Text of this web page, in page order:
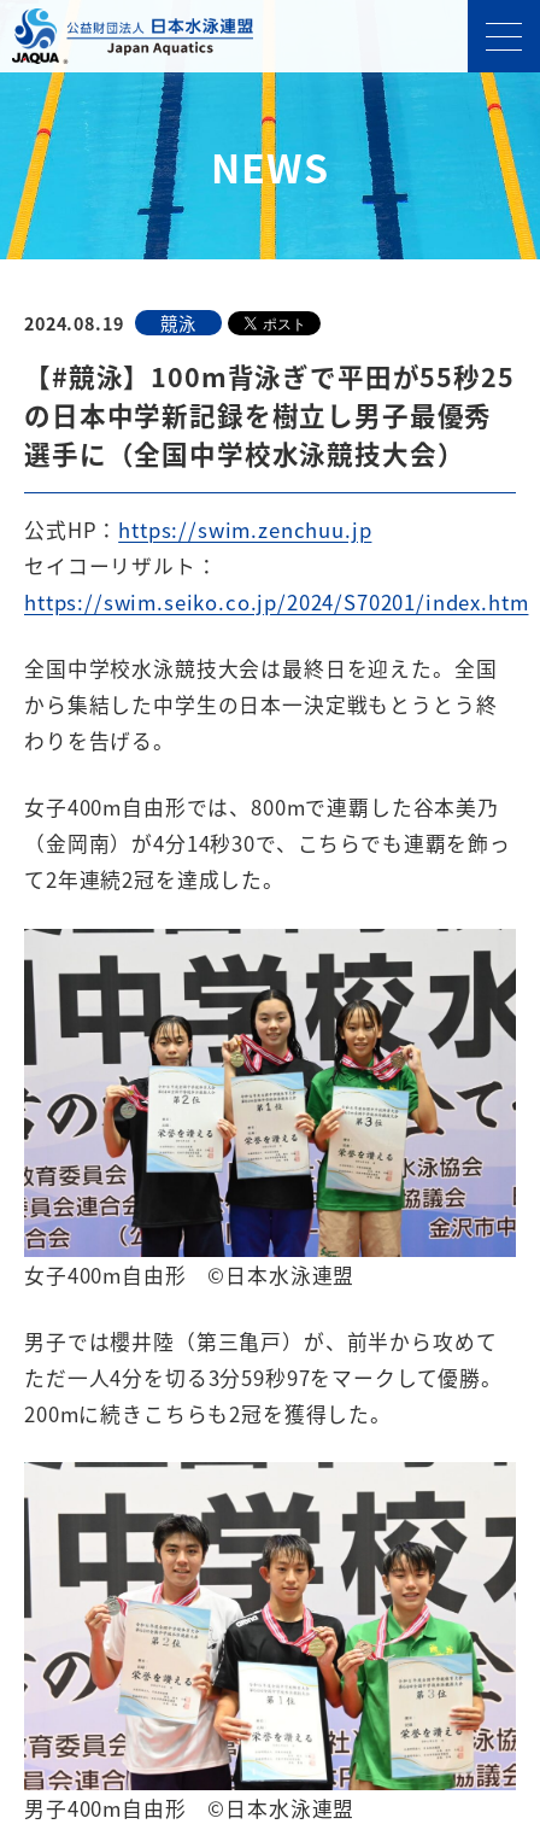
NEWS
2024.08.19 競泳
【#競泳】100m背泳ぎで平田が55秒25
の日本中学新記録を樹立し男子最優秀
選手に（全国中学校水泳競技大会）
公式HP： https://swim.zenchuu.jp
セイコーリザルト：
https://swim.seiko.co.jp/2024/S70201/index.htm
全国中学校水泳競技大会は最終日を迎えた。全国
から集結した中学生の日本一決定戦もとうとう終
わりを告げる。
女子400m自由形では、800mで連覇した谷本美乃
（金岡南）が4分14秒30で、こちらでも連覇を飾っ
て2年連続2冠を達成した。
女子400m自由形 ©日本水泳連盟
男子では櫻井陸（第三亀戸）が、前半から攻めて
ただ一人4分を切る3分59秒97をマークして優勝。
200mに続きこちらも2冠を獲得した。
男子400m自由形 ©日本水泳連盟